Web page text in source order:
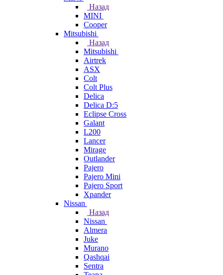
Назад
MINI
Cooper
Mitsubishi
Назад
Mitsubishi
Airtrek
ASX
Colt
Colt Plus
Delica
Delica D:5
Eclipse Cross
Galant
L200
Lancer
Mirage
Outlander
Pajero
Pajero Mini
Pajero Sport
Xpander
Nissan
Назад
Nissan
Almera
Juke
Murano
Qashqai
Sentra